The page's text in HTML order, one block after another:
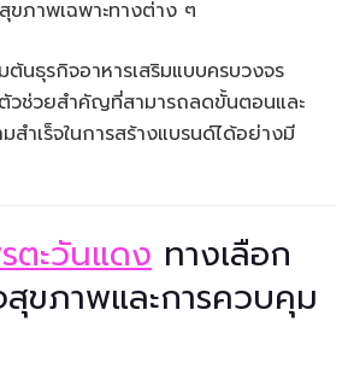
ขภาพเฉพาะทางต่าง ๆ
ต้นธุรกิจอาหารเสริมแบบครบวงจร
วช่วยสำคัญที่สามารถลดขั้นตอนและ
สำเร็จในการสร้างแบรนด์ได้อย่างมี
ตะวันแดง ทางเลือก
สุขภาพและการควบคุม